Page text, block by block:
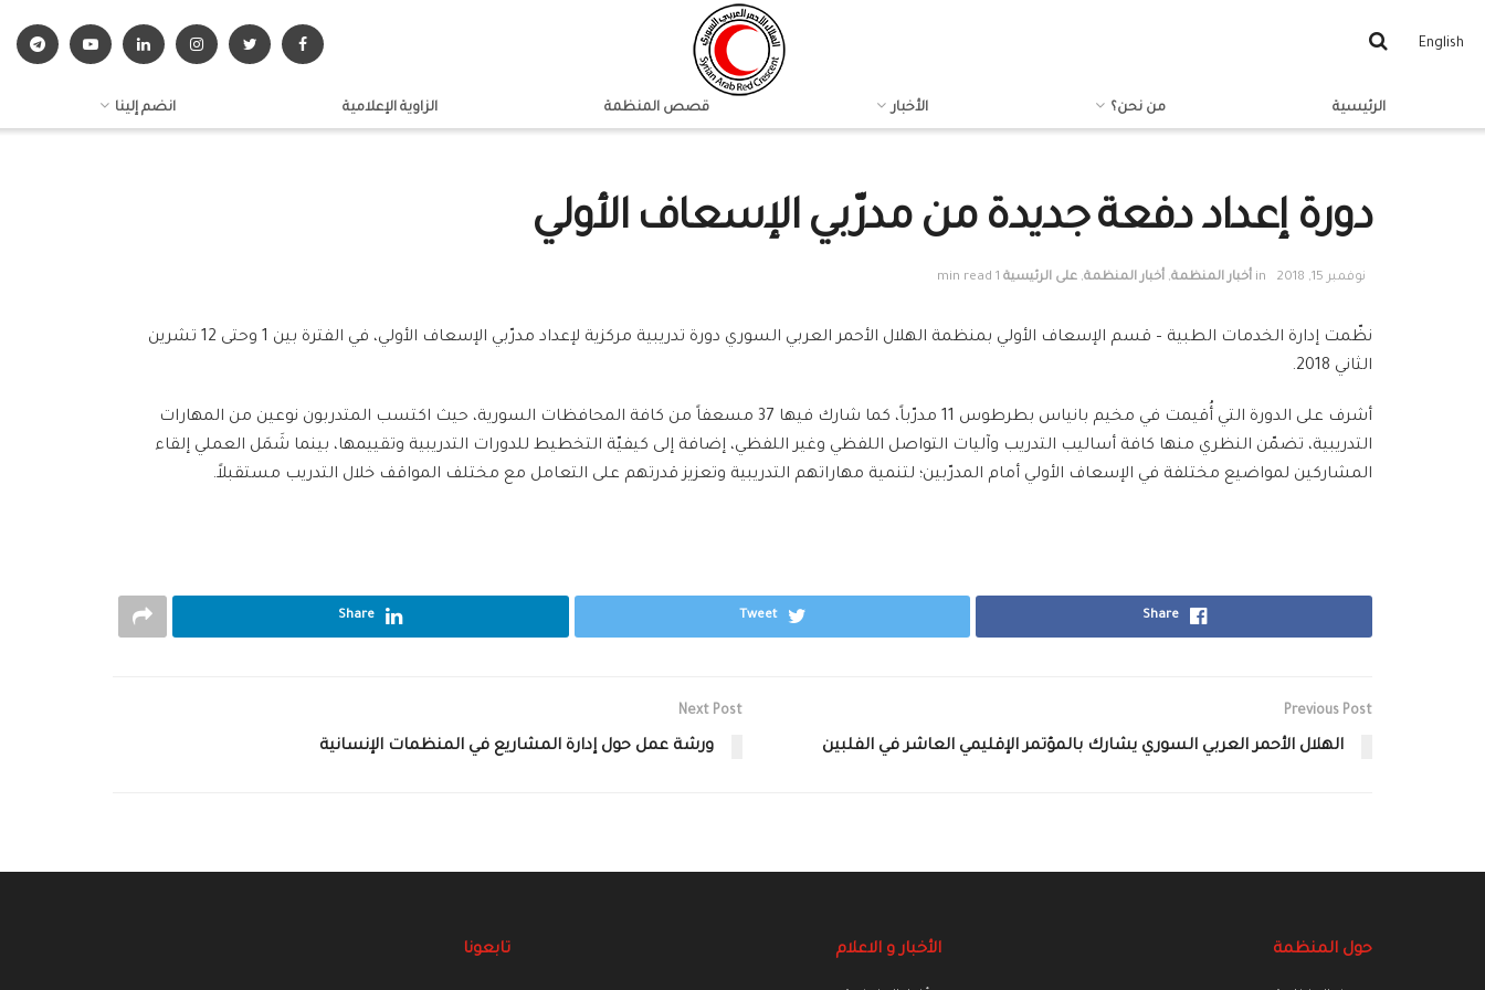
English
الرئيسية من نحن؟ الأخبار قصص المنظمة الزاوية الإعلامية انضم إلينا
دورة إعداد دفعة جديدة من مدرّبي الإسعاف الأولي
نوفمبر 15, 2018 in أخبار المنظمة, أخبار المنظمة, على الرئيسية 1 min read
نظّمت إدارة الخدمات الطبية – قسم الإسعاف الأولي بمنظمة الهلال الأحمر العربي السوري دورة تدريبية مركزية لإعداد مدرّبي الإسعاف الأولي، في الفترة بين 1 وحتى 12 تشرين
الثاني 2018.
أشرف على الدورة التي أُقيمت في مخيم بانياس بطرطوس 11 مدرّباً، كما شارك فيها 37 مسعفاً من كافة المحافظات السورية، حيث اكتسب المتدربون نوعين من المهارات
التدريبية، تضمّن النظري منها كافة أساليب التدريب وآليات التواصل اللفظي وغير اللفظي، إضافة إلى كيفيّة التخطيط للدورات التدريبية وتقييمها، بينما شَمَل العملي إلقاء
المشاركين لمواضيع مختلفة في الإسعاف الأولي أمام المدرّبين؛ لتنمية مهاراتهم التدريبية وتعزيز قدرتهم على التعامل مع مختلف المواقف خلال التدريب مستقبلاً.
Share
Tweet
Share
Previous Post
الهلال الأحمر العربي السوري يشارك بالمؤتمر الإقليمي العاشر في الفلبين
Next Post
ورشة عمل حول إدارة المشاريع في المنظمات الإنسانية
حول المنظمة الأخبار و الاعلام تابعونا